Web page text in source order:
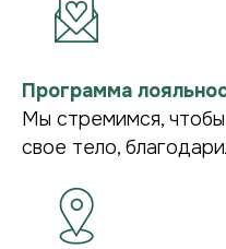
Программа
Мы стремимся,
свое тело,